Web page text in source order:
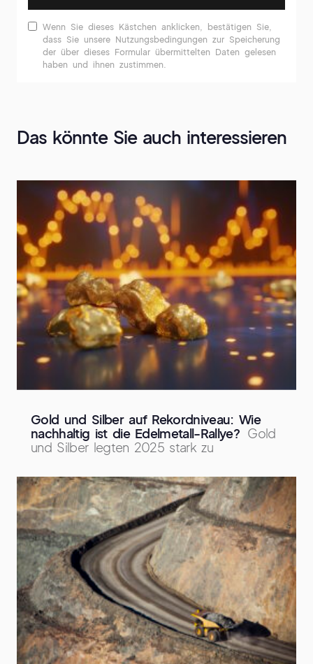
Wenn Sie dieses Kästchen anklicken, bestätigen Sie,
dass Sie unsere Nutzungsbedingungen zur Speicherung
der über dieses Formular übermittelten Daten gelesen
haben und ihnen zustimmen.
Das könnte Sie auch interessieren
Gold und Silber auf Rekordniveau: Wie
nachhaltig ist die Edelmetall-Rallye? Gold
und Silber legten 2025 stark zu